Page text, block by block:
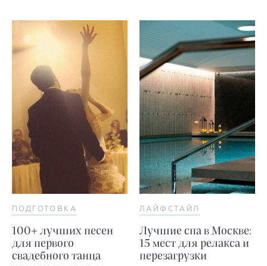
ПОДГОТОВКА
100+ лучших песен
для первого
свадебного танца
ЛАЙФСТАЙЛ
Лучшие спа в Москве:
15 мест для релакса и
перезагрузки